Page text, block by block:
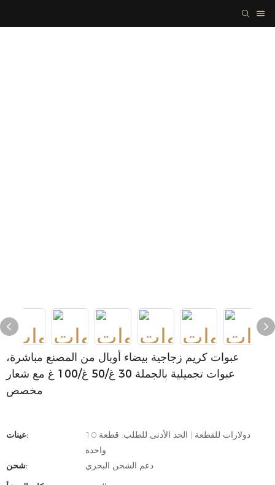
عبوات كريم زجاجية بيضاء أوبال من المصنع مباشرة،
عبوات تجميلية بالجملة 30 غ/50 غ/100 غ مع شعار
مخصص
عينات:
10 دولارات للقطعة | الحد الأدنى للطلب: قطعة
واحدة
شحن:
دعم الشحن البحري